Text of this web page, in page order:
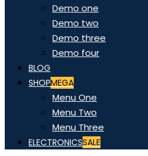
Demo one
Demo two
Demo three
Demo four
BLOG
SHOPMEGA
Menu One
Menu Two
Menu Three
ELECTRONICSSALE